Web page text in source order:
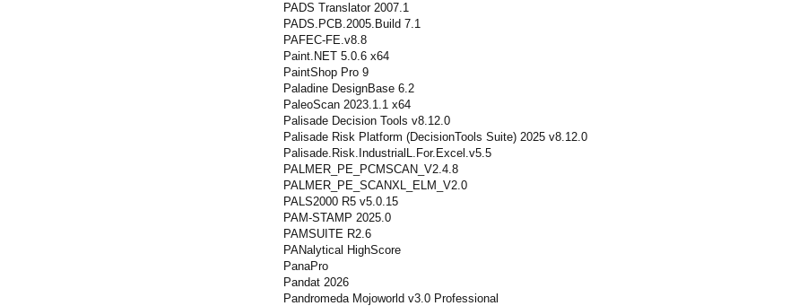
PADS Translator 2007.1
PADS.PCB.2005.Build 7.1
PAFEC-FE.v8.8
Paint.NET 5.0.6 x64
PaintShop Pro 9
Paladine DesignBase 6.2
PaleoScan 2023.1.1 x64
Palisade Decision Tools v8.12.0
Palisade Risk Platform (DecisionTools Suite) 2025 v8.12.0
Palisade.Risk.IndustrialL.For.Excel.v5.5
PALMER_PE_PCMSCAN_V2.4.8
PALMER_PE_SCANXL_ELM_V2.0
PALS2000 R5 v5.0.15
PAM-STAMP 2025.0
PAMSUITE R2.6
PANalytical HighScore
PanaPro
Pandat 2026
Pandromeda Mojoworld v3.0 Professional